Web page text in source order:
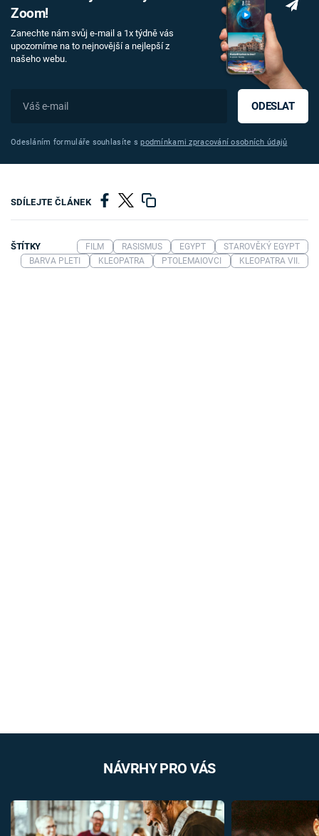
Zoom!
Zanechte nám svůj e-mail a 1x týdně vás
upozorníme na to nejnovější a nejlepší z
našeho webu.
ODESLAT
Odesláním formuláře souhlasíte spodmínkami zpracování osobních údajů
SDÍLEJTE ČLÁNEK
ŠTÍTKY FILM RASISMUS EGYPT
STAROVĚKÝ EGYPT
BARVA PLETI
KLEOPATRA PTOLEMAIOVCI KLEOPATRA VII.
NÁVRHY PRO VÁS